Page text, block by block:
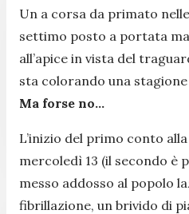
Un a corsa da primato
settimo posto a portata
all’apice in vista del
sta colorando una
Ma forse no…
L’inizio del primo conto
mercoledì 13 (il secondo è
messo addosso al popolo
fibrillazione, un brivido di